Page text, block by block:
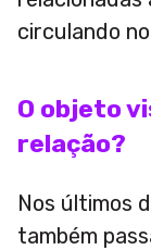
circulando
O objeto
relação?
Nos últimos
também